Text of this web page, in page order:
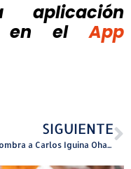
aplicación
en el
App
SIGUIENTE
MCS nombra a Carlos Iguina Oharriz como presidente de MCS Life Insurance Company y MCS General Insurance Agency (GIA)